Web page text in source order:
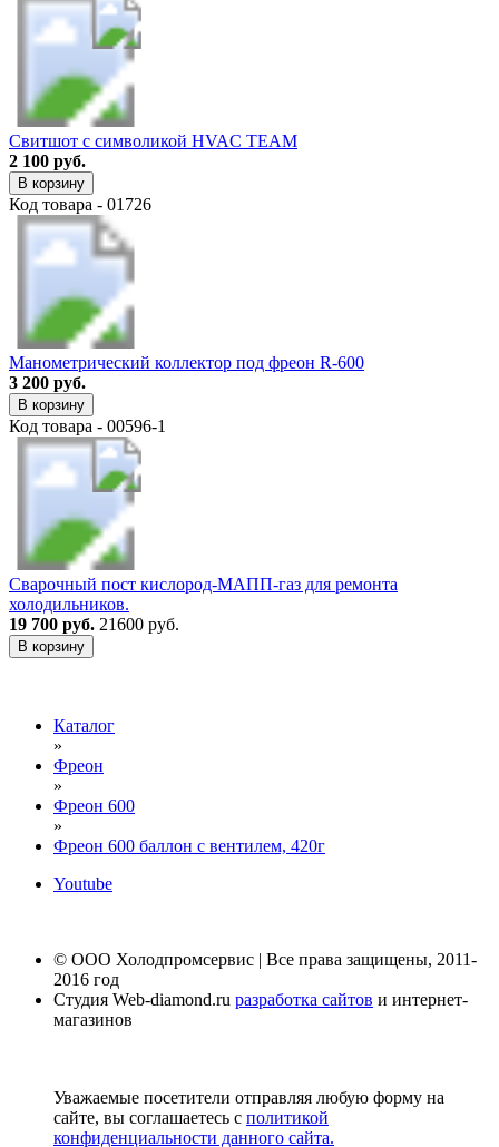
Свитшот с символикой HVAC TEAM
2 100 руб.
В корзину
Код товара - 01726
Манометрический коллектор под фреон R-600
3 200 руб.
В корзину
Код товара - 00596-1
Сварочный пост кислород-МАПП-газ для ремонта
холодильников.
19 700 руб. 21600 руб.
В корзину
Каталог
»
Фреон
»
Фреон 600
»
Фреон 600 баллон с вентилем, 420г
Youtube
© ООО Холодпромсервис | Все права защищены, 2011-
2016 год
Студия Web-diamond.ru разработка сайтов и интернет-
магазинов
Уважаемые посетители отправляя любую форму на
сайте, вы соглашаетесь с политикой
конфиденциальности данного сайта.